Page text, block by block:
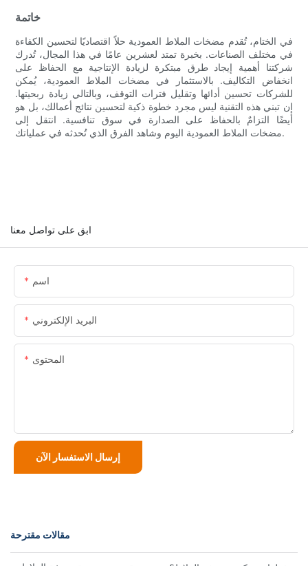
خاتمة
في الختام، تُقدم مضخات الملاط العمودية حلاً اقتصاديًا لتحسين الكفاءة
في مختلف الصناعات. بخبرة تمتد لعشرين عامًا في هذا المجال، تُدرك
شركتنا أهمية إيجاد طرق مبتكرة لزيادة الإنتاجية مع الحفاظ على
انخفاض التكاليف. بالاستثمار في مضخات الملاط العمودية، يُمكن
للشركات تحسين أدائها وتقليل فترات التوقف، وبالتالي زيادة ربحيتها.
إن تبني هذه التقنية ليس مجرد خطوة ذكية لتحسين نتائج أعمالك، بل هو
أيضًا التزامٌ بالحفاظ على الصدارة في سوق تنافسية. انتقل إلى
مضخات الملاط العمودية اليوم وشاهد الفرق الذي تُحدثه في عملياتك.
ابق على تواصل معنا
اسم
البريد الإلكتروني
المحتوى
إرسال الاستفسار الآن
مقالات مقترحة